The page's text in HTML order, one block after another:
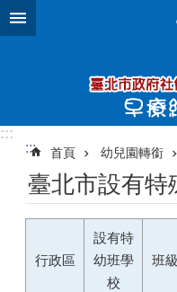
跳到主要內容區塊
:::
:::
首頁 幼兒園轉銜
臺北市設有特
行政區
設有特
幼班學
校
班